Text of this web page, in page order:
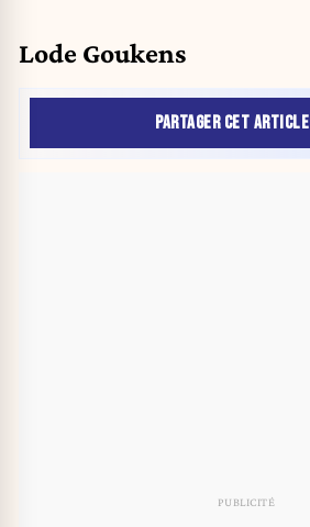
Lode Goukens
PARTAGER CET ARTICLE